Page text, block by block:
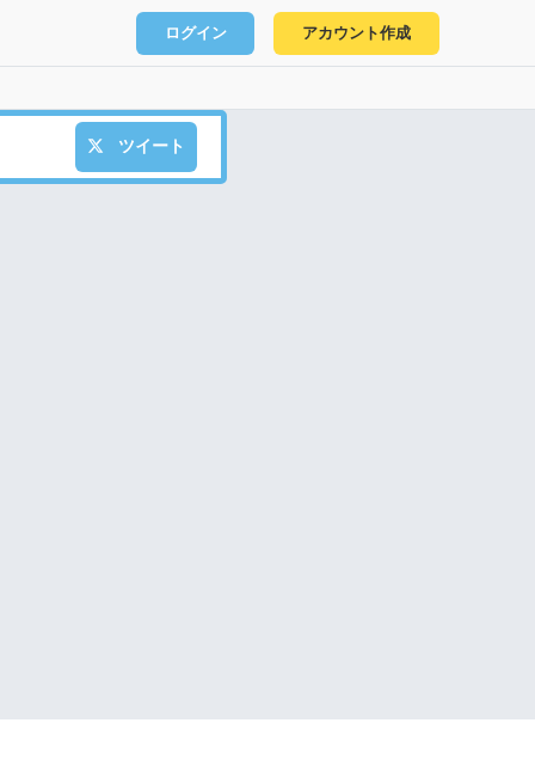
ログイン アカウント作成
ツイート